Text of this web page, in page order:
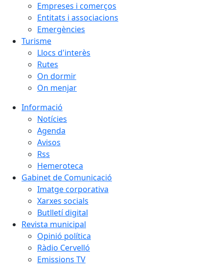
Empreses i comerços
Entitats i associacions
Emergències
Turisme
Llocs d'interès
Rutes
On dormir
On menjar
Informació
Notícies
Agenda
Avisos
Rss
Hemeroteca
Gabinet de Comunicació
Imatge corporativa
Xarxes socials
Butlletí digital
Revista municipal
Opinió política
Ràdio Cervelló
Emissions TV